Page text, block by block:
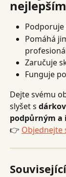
Podporuje
Pomáhá
Zaručuje
Funguje
Dejte svému
slyšet s
podpůrným a
👉 Objednejte